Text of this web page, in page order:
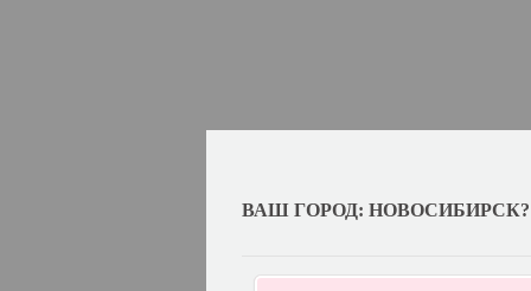
ВАШ ГОРОД: НОВОСИБИРСК?